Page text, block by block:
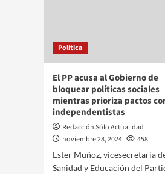
Política
El PP acusa al Gobierno de
bloquear políticas sociales
mientras prioriza pactos
independentistas
Redacción Sólo Actualidad
noviembre 28, 2024
458
Ester Muñoz, vicesecretaria
Sanidad y Educación del